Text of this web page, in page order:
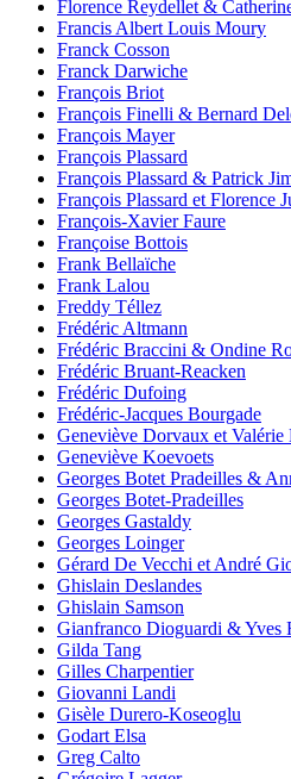
Florence Reydellet &
Francis Albert Louis Moury
Franck Cosson
Franck Darwiche
François Briot
François Finelli & Bernard
François Mayer
François Plassard
François Plassard & Patrick
François Plassard et Florence
François-Xavier Faure
Françoise Bottois
Frank Bellaïche
Frank Lalou
Freddy Téllez
Frédéric Altmann
Frédéric Braccini & Ondine
Frédéric Bruant-Reacken
Frédéric Dufoing
Frédéric-Jacques Bourgade
Geneviève Dorvaux et Valérie
Geneviève Koevoets
Georges Botet Pradeilles &
Georges Botet-Pradeilles
Georges Gastaldy
Georges Loinger
Gérard De Vecchi et André
Ghislain Deslandes
Ghislain Samson
Gianfranco Dioguardi & Yves
Gilda Tang
Gilles Charpentier
Giovanni Landi
Gisèle Durero-Koseoglu
Godart Elsa
Greg Calto